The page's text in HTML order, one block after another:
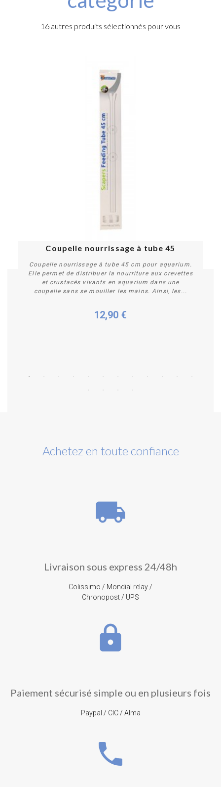
16 autres produits sélectionnés pour vous
Coupelle nourrissage à tube 45
Coupelle nourrissage à tube 45 cm pour aquarium.
Elle permet de distribuer la nourriture aux crevettes
et crustacés vivants en aquarium dans une
coupelle sans se mouiller les mains. Ainsi, les...
12,90 €
Achetez en toute confiance
local_shipping
Livraison sous express 24/48h
Colissimo / Mondial relay /
Chronopost / UPS
lock
Paiement sécurisé simple ou en plusieurs fois
Paypal / CIC / Alma
phone